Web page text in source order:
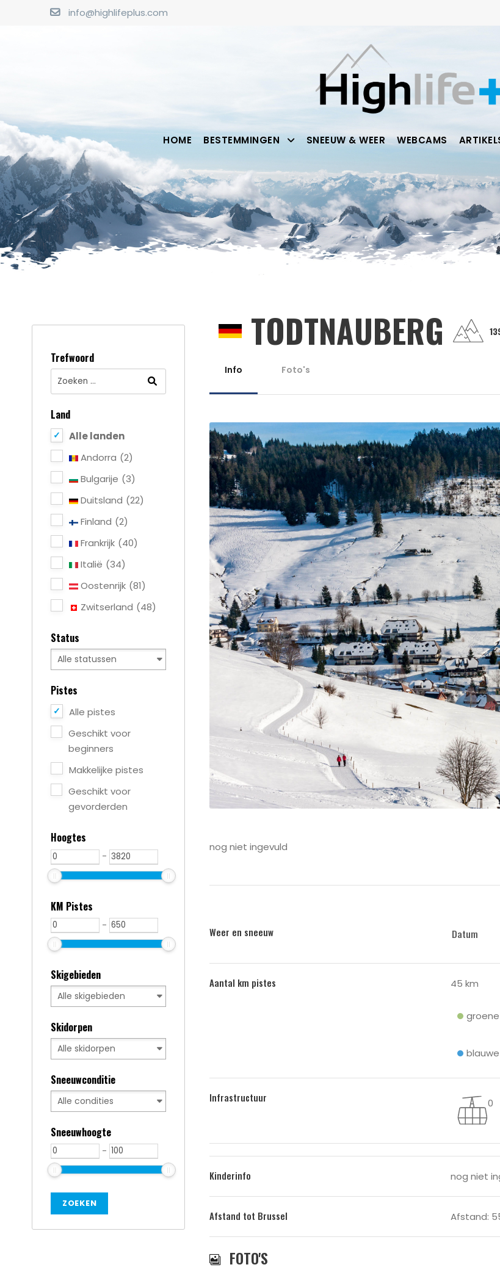
info@highlifeplus.com
HOME BESTEMMINGEN SNEEUW & WEER WEBCAMS
TODTNAUBERG
Info Foto's
nog niet ingevuld
Weer en sneeuw Datum
Aantal km pistes 45 km
Infrastructuur 0
Kinderinfo nog niet
Afstand tot Brussel Afstand:
FOTO'S
Trefwoord
Land
Alle landen
Andorra (2)
Bulgarije (3)
Duitsland (22)
Finland (2)
Frankrijk (40)
Italië (34)
Oostenrijk (81)
Zwitserland (48)
Status
Pistes
Alle pistes
Geschikt voor
beginners
Makkelijke pistes
Geschikt voor
gevorderden
Hoogtes
-
KM Pistes
-
Skigebieden
Skidorpen
Sneeuwconditie
Sneeuwhoogte
-